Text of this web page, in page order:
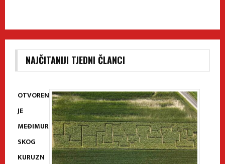
NAJČITANIJI TJEDNI ČLANCI
OTVOREN
JE
MEĐIMUR
SKOG
KURUZN